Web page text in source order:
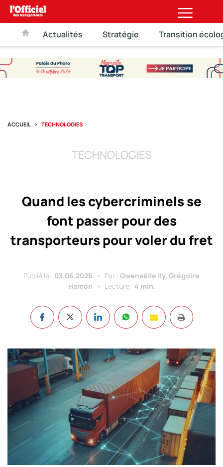
Actualités Stratégie Transition
ACCUEIL TECHNOLOGIES
TECHNOLOGIES
Quand les cybercriminels se
font passer pour des
transporteurs pour voler du fret
Publié le : 03.06.2026 Par : Gwenaëlle Ily, Grégoire
Hamon
Lecture : 4 min.